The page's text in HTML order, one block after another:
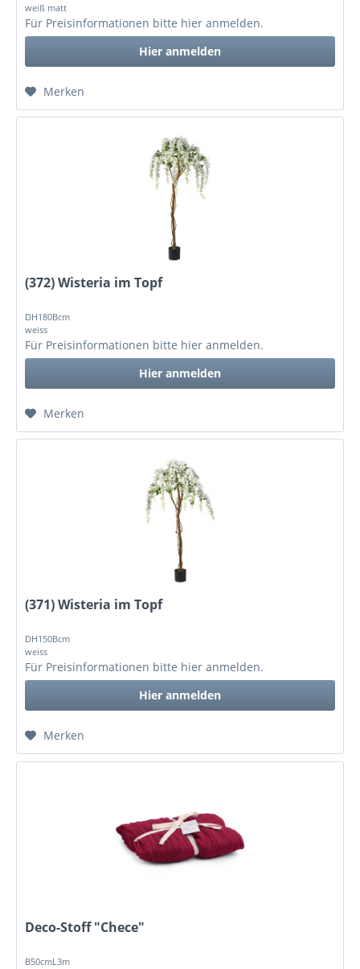
weiß matt
Für Preisinformationen bitte hier anmelden.
Hier anmelden
Merken
(372) Wisteria im Topf
DH180Bcm
weiss
Für Preisinformationen bitte hier anmelden.
Hier anmelden
Merken
(371) Wisteria im Topf
DH150Bcm
weiss
Für Preisinformationen bitte hier anmelden.
Hier anmelden
Merken
Deco-Stoff "Chece"
B50cmL3m